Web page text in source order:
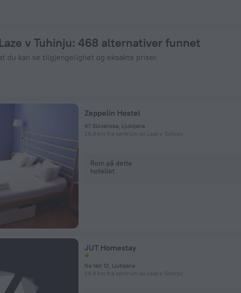
v Tuhinju: 468 alternativer funnet
du kan se tilgjengelighet og eksakte priser.
Zeppelin Hostel
47 Slovenska, Ljubljana
26.8 km fra sentrum av Laze v Tuhinju
Rom på dette
hotellet
JUT Homestay
Na tezi 12, Ljubljana
29.9 km fra sentrum av Laze v Tuhinju
nå på ZenHotels.com